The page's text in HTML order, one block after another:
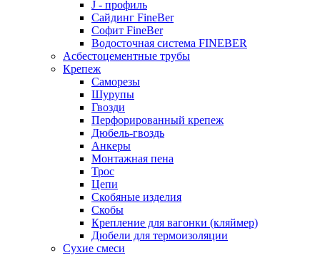
J - профиль
Сайдинг FineBer
Софит FineBer
Водосточная система FINEBER
Асбестоцементные трубы
Крепеж
Саморезы
Шурупы
Гвозди
Перфорированный крепеж
Дюбель-гвоздь
Анкеры
Монтажная пена
Трос
Цепи
Скобяные изделия
Скобы
Крепление для вагонки (кляймер)
Дюбели для термоизоляции
Сухие смеси